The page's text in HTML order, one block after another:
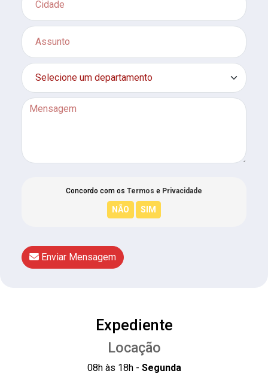
Concordo com os Termos e Privacidade
Enviar Mensagem
Expediente
Locação
08h às 18h - Segunda